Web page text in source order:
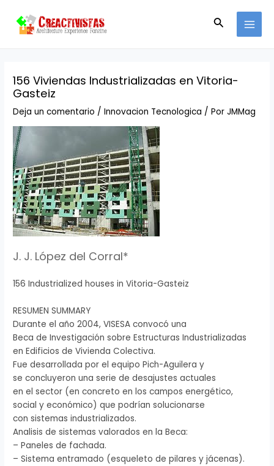
contenido
Buscar
156 Viviendas Industrializadas en Vitoria-
Gasteiz
Deja un comentario /Innovacion Tecnologica / PorJMMag
J. J. López del Corral*
156 Industrialized houses in Vitoria-Gasteiz
RESUMEN SUMMARY
Durante el año 2004, VISESA convocó una
Beca de Investigación sobre Estructuras Industrializadas
en Edificios de Vivienda Colectiva.
Fue desarrollada por el equipo Pich-Aguilera y
se concluyeron una serie de desajustes actuales
en el sector (en concreto en los campos energético,
social y económico) que podrían solucionarse
con sistemas industrializados.
Analisis de sistemas valorados en la Beca:
– Paneles de fachada.
– Sistema entramado (esqueleto de pilares y jácenas).
de
entradas